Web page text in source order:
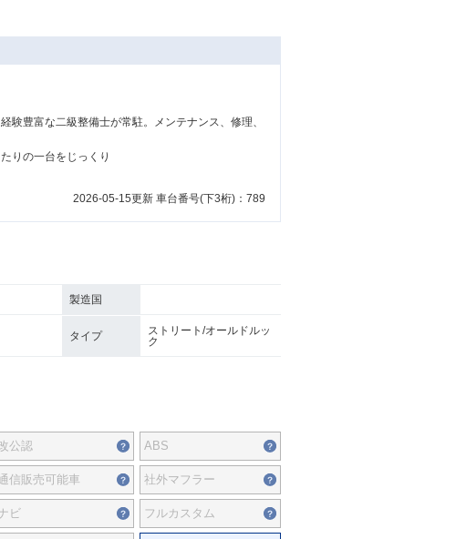
豊富な二級整備士が常駐。メンテナンス、修理、
りの一台をじっくり
2026-05-15更新 車台番号(下3桁)：789
製造国
タイプ
ストリート/オールドルッ
ク
公認 ABS
信販売可能車 社外マフラー
ビ フルカスタム